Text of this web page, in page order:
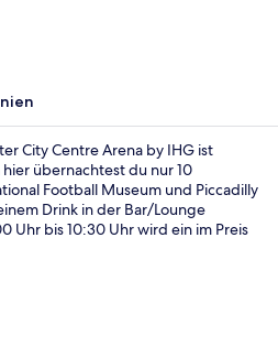
City Centre Arena by IHG ist
übernachtest du nur 10
Football Museum und Piccadilly
Drink in der Bar/Lounge
Uhr bis 10:30 Uhr wird ein im Preis
AO Arena und Canal Street.
Personal und das
einen kurzen Fußmarsch von den
Zur U-Bahn läuft man 4